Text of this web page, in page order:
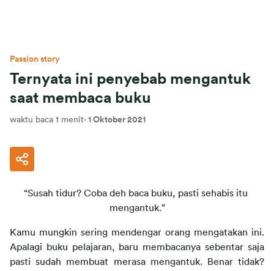
Passion story
Ternyata ini penyebab mengantuk
saat membaca buku
waktu baca 1 menit· 1 Oktober 2021
“Susah tidur? Coba deh baca buku, pasti sehabis itu
mengantuk.”
Kamu mungkin sering mendengar orang mengatakan ini.
Apalagi buku pelajaran, baru membacanya sebentar saja
pasti sudah membuat merasa mengantuk. Benar tidak?